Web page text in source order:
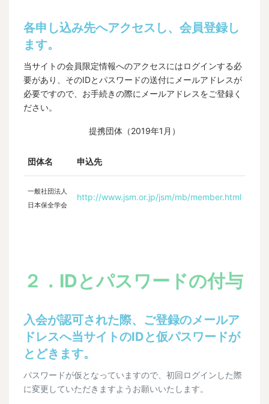
各申し込み先へアクセスし、会員登録し
ます。
当サイトの会員限定情報へのアクセスにはログインする必
要があり、そのIDとパスワードの送付にメールアドレスが
必要ですので、お手続きの際にメールアドレスをご登録く
ださい。
提携団体（2019年1月）
団体名 申込先
一般社団法人
日本保全学会
http://www.jsm.or.jp/jsm/mb/member.html
２．IDとパスワードの付与
入会が認可された際、ご登録のメールア
ドレスへ当サイトのIDと仮パスワードが
とどきます。
パスワードが仮となっていますので、初回ログインした際
に変更していただきますようお願いいたします。